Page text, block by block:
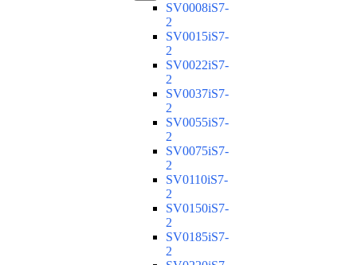
SV0008iS7-
2
SV0015iS7-
2
SV0022iS7-
2
SV0037iS7-
2
SV0055iS7-
2
SV0075iS7-
2
SV0110iS7-
2
SV0150iS7-
2
SV0185iS7-
2